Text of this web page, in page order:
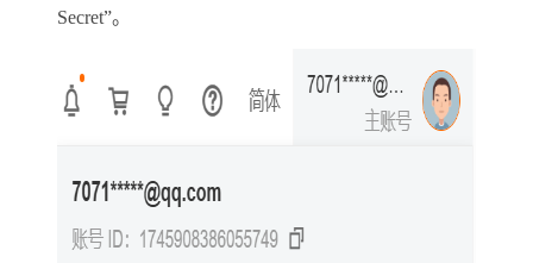
Secret”。